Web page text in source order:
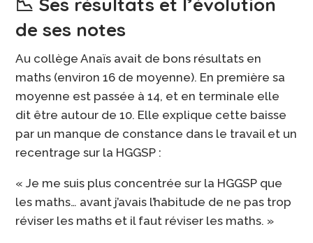
de ses notes
Au collège Anaïs avait de bons résultats en
maths (environ 16 de moyenne). En première sa
moyenne est passée à 14, et en terminale elle
dit être autour de 10. Elle explique cette baisse
par un manque de constance dans le travail et un
recentrage sur la HGGSP :
« Je me suis plus concentrée sur la HGGSP que
les maths… avant j’avais l’habitude de ne pas trop
réviser les maths et il faut réviser les maths. »